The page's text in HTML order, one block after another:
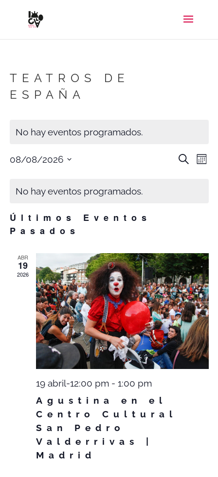
TEATROS DE
ESPAÑA
No hay eventos programados.
Buscar
Mes
08/08/2026
la
DE
No hay eventos programados.
Últimos Eventos
Pasados
ABR
19
2026
19 abril-12:00 pm- 1:00 pm
Agustina en el
Centro Cultural
San Pedro
Valderrivas |
Madrid